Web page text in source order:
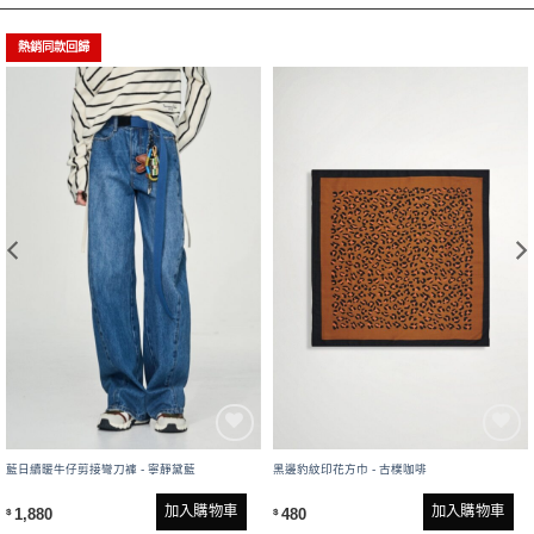
熱銷同款回歸
藍日續暖牛仔剪接彎刀褲 - 寧靜黛藍
$ 1,880 加入購物車
黑邊豹紋印花方巾 - 古樸咖啡
$ 480 加入購物車